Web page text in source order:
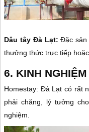
Dâu tây Đà Lạt: Đặc sản
thưởng thức trực tiếp
6. KINH
Homestay: Đà Lạt có rất
phải chăng, lý tưởng
nghiệm.